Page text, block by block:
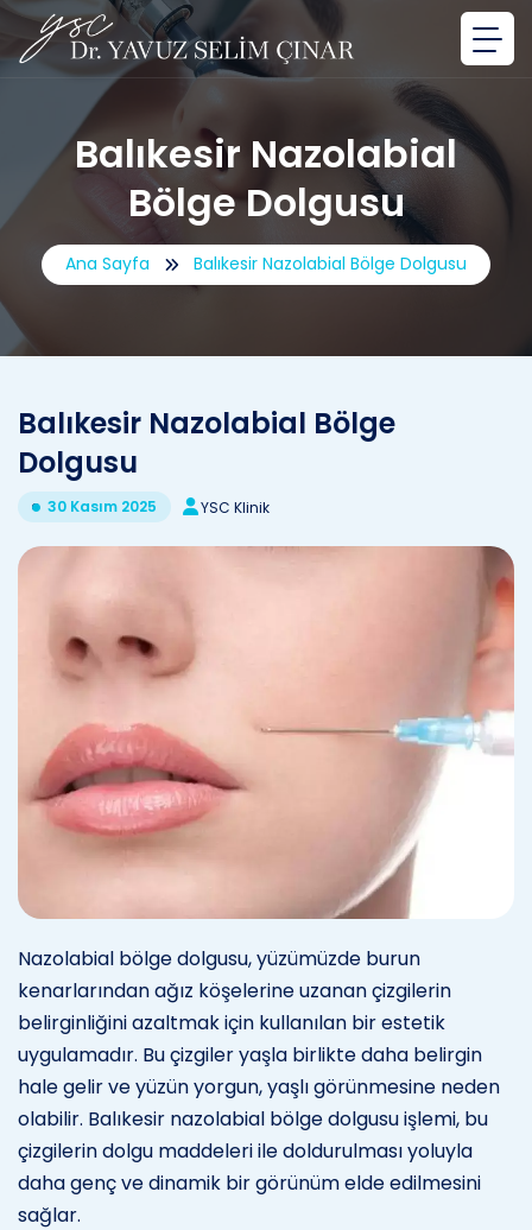
Balıkesir Nazolabial
Bölge Dolgusu
Ana Sayfa Balıkesir Nazolabial Bölge Dolgusu
Balıkesir Nazolabial Bölge
Dolgusu
30 Kasım 2025 YSC Klinik
Nazolabial bölge dolgusu, yüzümüzde burun
kenarlarından ağız köşelerine uzanan çizgilerin
belirginliğini azaltmak için kullanılan bir estetik
uygulamadır. Bu çizgiler yaşla birlikte daha belirgin
hale gelir ve yüzün yorgun, yaşlı görünmesine neden
olabilir. Balıkesir nazolabial bölge dolgusu işlemi, bu
çizgilerin dolgu maddeleri ile doldurulması yoluyla
daha genç ve dinamik bir görünüm elde edilmesini
sağlar.